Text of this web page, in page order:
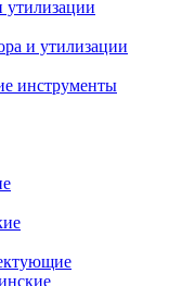
утилизации
и утилизации
инструменты